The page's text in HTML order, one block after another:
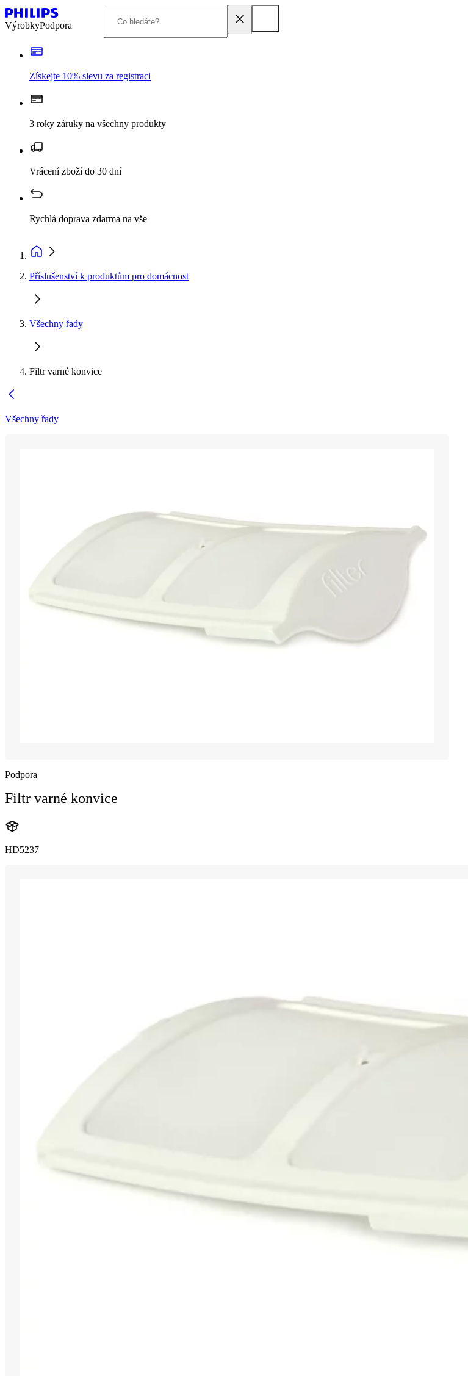
VýrobkyPodpora
Získejte 10% slevu za registraci
3 roky záruky na všechny produkty
Vrácení zboží do 30 dní
Rychlá doprava zdarma na vše
Příslušenství k produktům pro domácnost
Všechny řady
Filtr varné konvice
Všechny řady
Podpora
Filtr varné konvice
HD5237